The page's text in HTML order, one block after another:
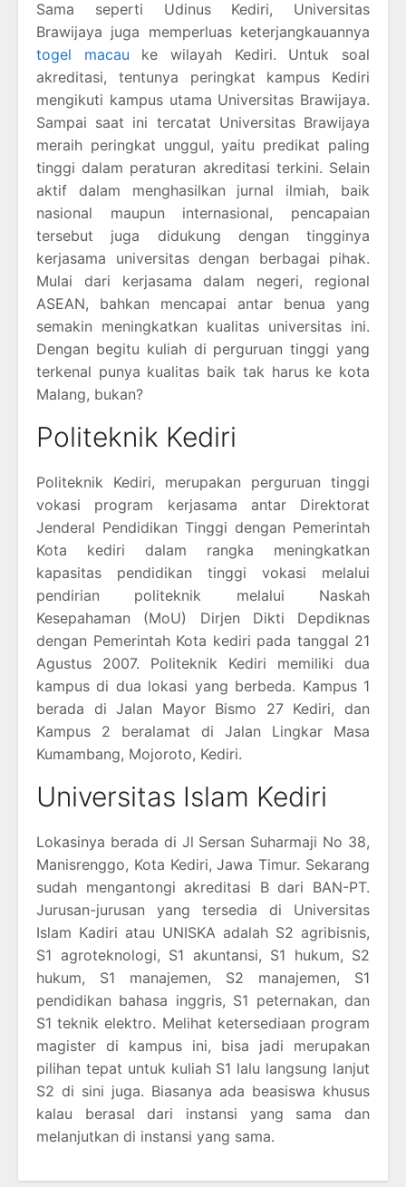
Sama seperti Udinus Kediri, Universitas
Brawijaya juga memperluas keterjangkauannya
togel macau ke wilayah Kediri. Untuk soal
akreditasi, tentunya peringkat kampus Kediri
mengikuti kampus utama Universitas Brawijaya.
Sampai saat ini tercatat Universitas Brawijaya
meraih peringkat unggul, yaitu predikat paling
tinggi dalam peraturan akreditasi terkini. Selain
aktif dalam menghasilkan jurnal ilmiah, baik
nasional maupun internasional, pencapaian
tersebut juga didukung dengan tingginya
kerjasama universitas dengan berbagai pihak.
Mulai dari kerjasama dalam negeri, regional
ASEAN, bahkan mencapai antar benua yang
semakin meningkatkan kualitas universitas ini.
Dengan begitu kuliah di perguruan tinggi yang
terkenal punya kualitas baik tak harus ke kota
Malang, bukan?
Politeknik Kediri
Politeknik Kediri, merupakan perguruan tinggi
vokasi program kerjasama antar Direktorat
Jenderal Pendidikan Tinggi dengan Pemerintah
Kota kediri dalam rangka meningkatkan
kapasitas pendidikan tinggi vokasi melalui
pendirian politeknik melalui Naskah
Kesepahaman (MoU) Dirjen Dikti Depdiknas
dengan Pemerintah Kota kediri pada tanggal 21
Agustus 2007. Politeknik Kediri memiliki dua
kampus di dua lokasi yang berbeda. Kampus 1
berada di Jalan Mayor Bismo 27 Kediri, dan
Kampus 2 beralamat di Jalan Lingkar Masa
Kumambang, Mojoroto, Kediri.
Universitas Islam Kediri
Lokasinya berada di Jl Sersan Suharmaji No 38,
Manisrenggo, Kota Kediri, Jawa Timur. Sekarang
sudah mengantongi akreditasi B dari BAN-PT.
Jurusan-jurusan yang tersedia di Universitas
Islam Kadiri atau UNISKA adalah S2 agribisnis,
S1 agroteknologi, S1 akuntansi, S1 hukum, S2
hukum, S1 manajemen, S2 manajemen, S1
pendidikan bahasa inggris, S1 peternakan, dan
S1 teknik elektro. Melihat ketersediaan program
magister di kampus ini, bisa jadi merupakan
pilihan tepat untuk kuliah S1 lalu langsung lanjut
S2 di sini juga. Biasanya ada beasiswa khusus
kalau berasal dari instansi yang sama dan
melanjutkan di instansi yang sama.